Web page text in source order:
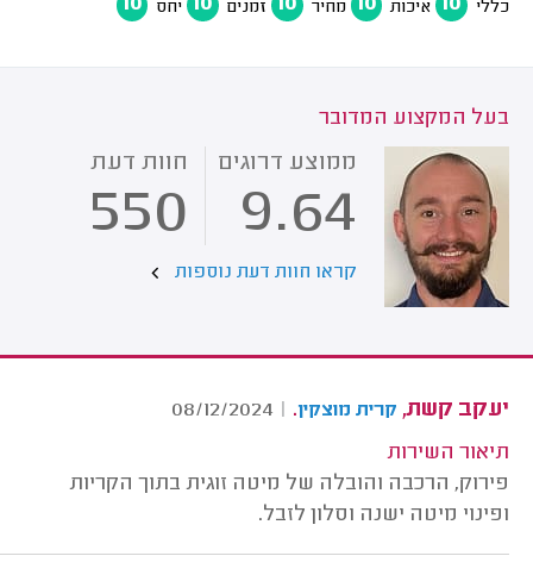
כללי 10 איכות 10 מחיר 10 זמנים 10 יחס 10
בעל המקצוע המדובר
ממוצע דרוגים
9.64
חוות דעת
550
קראו חוות דעת נוספות
יעקב קשת, קרית מוצקין.
|
08/12/2024
תיאור השירות
פירוק, הרכבה והובלה של מיטה זוגית בתוך הקריות
ופינוי מיטה ישנה וסלון לזבל.